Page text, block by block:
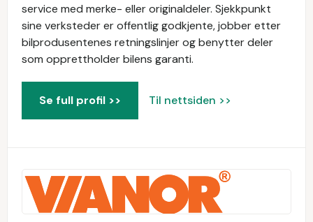
service med merke- eller originaldeler. Sjekkpunkt
sine verksteder er offentlig godkjente, jobber etter
bilprodusentenes retningslinjer og benytter deler
som opprettholder bilens garanti.
Se full profil >> Til nettsiden >>